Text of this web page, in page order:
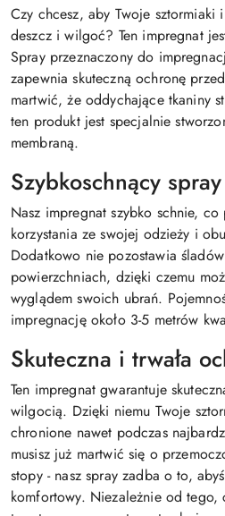
Czy chcesz, aby Twoje sztormiaki
deszcz i wilgoć? Ten impregnat
Spray przeznaczony do
zapewnia skuteczną ochronę
martwić, że oddychające tkaniny
ten produkt jest specjalnie
membraną.
Szybkoschnący spray
Nasz impregnat szybko schnie,
korzystania ze swojej odzieży i
Dodatkowo nie pozostawia
powierzchniach, dzięki czemu
wyglądem swoich ubrań.
impregnację około 3-5 metrów
Skuteczna i trwała
Ten impregnat gwarantuje
wilgocią. Dzięki niemu Twoje
chronione nawet podczas
musisz już martwić się o
stopy - nasz spray zadba o to,
komfortowy. Niezależnie od tego,